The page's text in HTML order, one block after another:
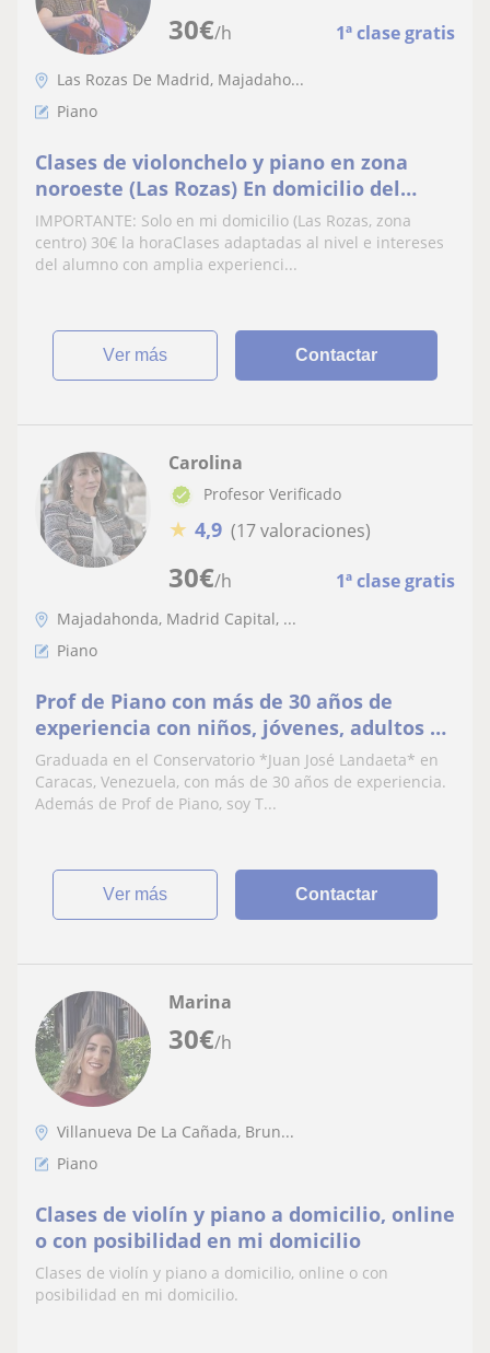
30€/h 1ª clase gratis
Las Rozas De Madrid, Majadaho...
Piano
Clases de violonchelo y piano en zona
noroeste (Las Rozas) En domicilio del
profesor
IMPORTANTE: Solo en mi domicilio (Las Rozas, zona
centro) 30€ la horaClases adaptadas al nivel e intereses
del alumno con amplia experienci...
ver más Contactar
30€/h 1ª clase gratis
Carolina
Profesor Verificado
★ 4,9 (17 valoraciones)
Majadahonda, Madrid Capital, ...
Piano
Prof de Piano con más de 30 años de
experiencia con niños, jóvenes, adultos y
personas con condiciones especiales,
principiantes ,medio y avanzados
Graduada en el Conservatorio *Juan José Landaeta* en
Caracas, Venezuela, con más de 30 años de experiencia.
Además de Prof de Piano, soy T...
ver más Contactar
30€/h
Marina
Villanueva De La Cañada, Brun...
Piano
Clases de violín y piano a domicilio, online
o con posibilidad en mi domicilio
Clases de violín y piano a domicilio, online o con
posibilidad en mi domicilio.